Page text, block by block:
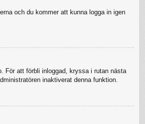
och du kommer att kunna logga in igen
För att förbli inloggad, kryssa i rutan nästa
inaktiverat denna funktion.